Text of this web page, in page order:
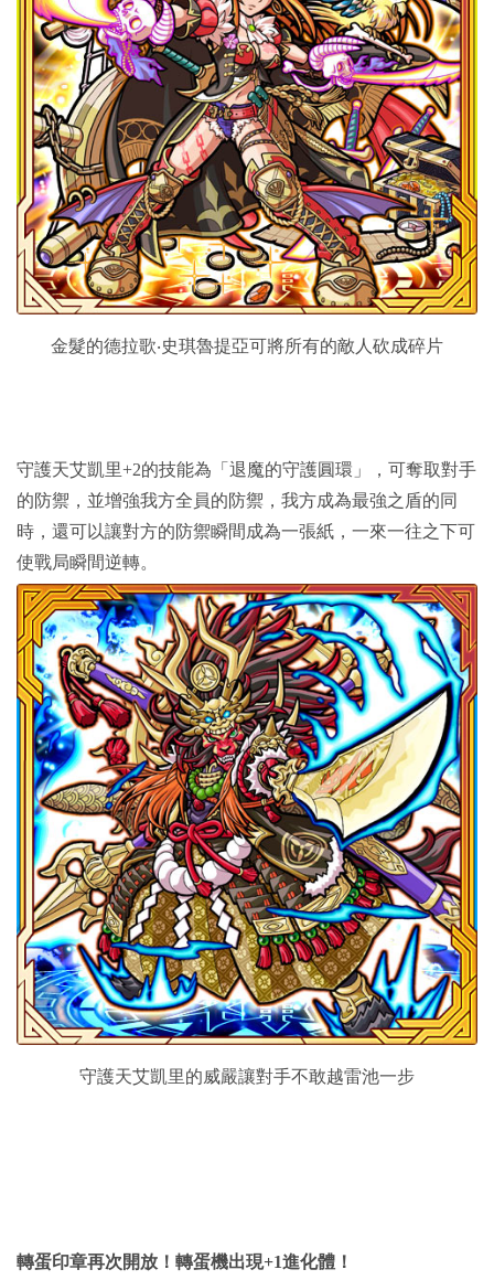
金髮的德拉歌‧史琪魯提亞可將所有的敵人砍成碎片
守護天艾凱里+2的技能為「退魔的守護圓環」，可奪取對手
的防禦，並增強我方全員的防禦，我方成為最強之盾的同
時，還可以讓對方的防禦瞬間成為一張紙，一來一往之下可
使戰局瞬間逆轉。
守護天艾凱里的威嚴讓對手不敢越雷池一步
轉蛋印章再次開放！轉蛋機出現+1進化體！